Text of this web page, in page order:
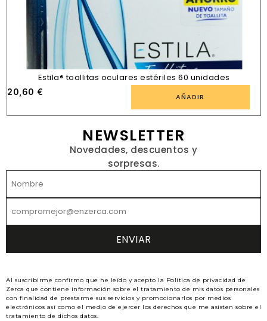
Estila® toallitas oculares estériles 60 unidades
20,60 € AÑADIR
NEWSLETTER
Novedades, descuentos y
sorpresas.
Al suscribirme confirmo que he leído y acepto la Política de privacidad de
Zerca que contiene información sobre el tratamiento de mis datos personales
con finalidad de prestarme sus servicios y promocionarlos por medios
electrónicos así como el medio de ejercer los derechos que me asisten sobre el
tratamiento de dichos datos.